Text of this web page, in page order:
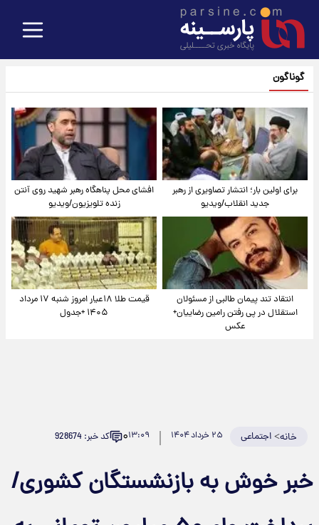
گوناگون
برای اولین بار؛ انتشار تصاویری از رهبر
جدید انقلاب/ویدیو
افشای محل پناهگاه‌ رهبر شهید روی آنتن
زنده تلویزیون/ویدیو
انتقاد تند پیمان طالبی از مسئولان
استقلال در پی رفتن رامین رضاییان+
عکس
قیمت طلا ۱۸عیار امروز شنبه ۱۷ مرداد
۱۴۰۵ +جدول
خانه>اجتماعی ۲۵ خرداد ۱۴۰۴ ۱۳:۰۹۰ کد خبر: 928674
خبر خوش به بازنشستگان کشوری/